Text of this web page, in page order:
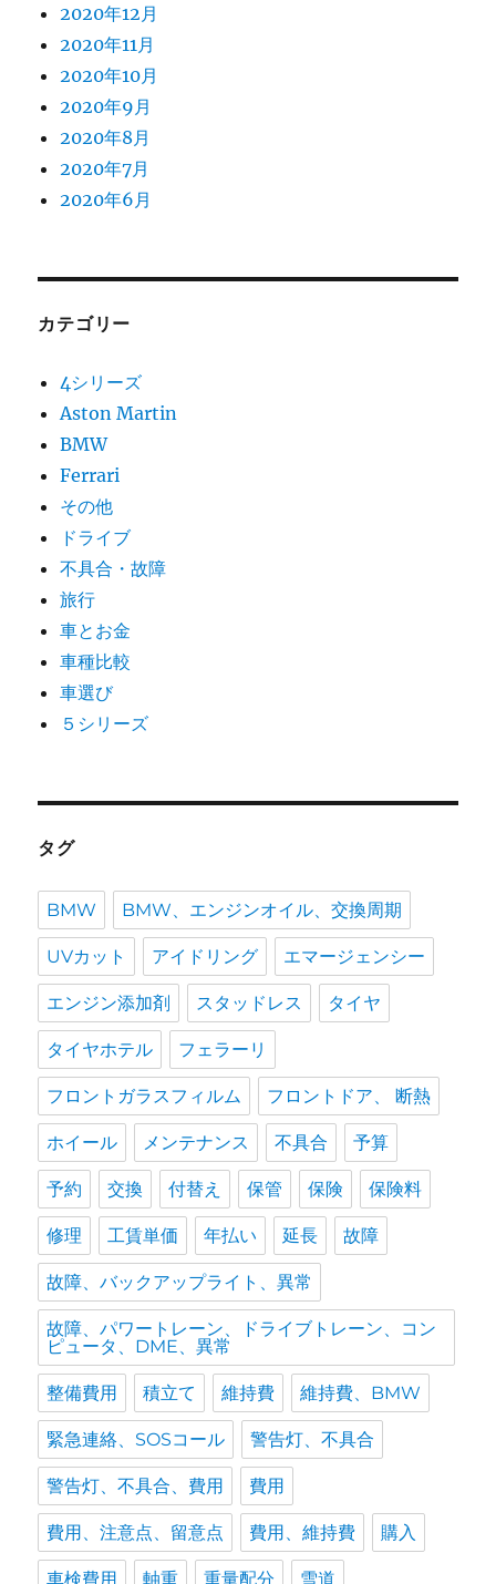
2020年12月
2020年11月
2020年10月
2020年9月
2020年8月
2020年7月
2020年6月
カテゴリー
4シリーズ
Aston Martin
BMW
Ferrari
その他
ドライブ
不具合・故障
旅行
車とお金
車種比較
車選び
５シリーズ
タグ
BMW BMW、エンジンオイル、交換周期
UVカット アイドリング エマージェンシー
エンジン添加剤 スタッドレス タイヤ
タイヤホテル フェラーリ
フロントガラスフィルム フロントドア、 断熱
ホイール メンテナンス 不具合 予算
予約 交換 付替え 保管 保険 保険料
修理 工賃単価 年払い 延長 故障
故障、バックアップライト、異常
故障、パワートレーン、ドライブトレーン、コン
ピュータ、DME、異常
整備費用 積立て 維持費 維持費、BMW
緊急連絡、SOSコール 警告灯、不具合
警告灯、不具合、費用 費用
費用、注意点、留意点 費用、維持費 購入
車検費用 軸重 重量配分 雪道